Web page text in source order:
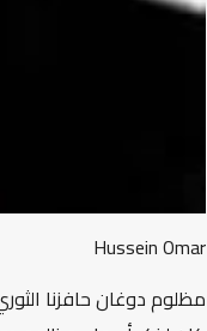
Hussein Omar
مظلوم دوغان حافزنا